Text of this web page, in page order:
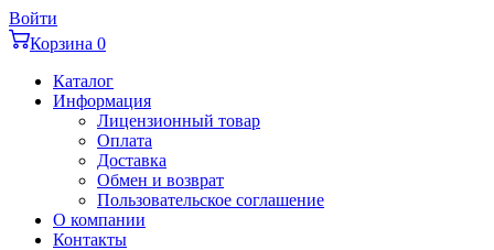
Перейти
к
содержимому
Войти
Корзина 0
Каталог
Информация
Лицензионный товар
Оплата
Доставка
Обмен и возврат
Пользовательское соглашение
О компании
Контакты